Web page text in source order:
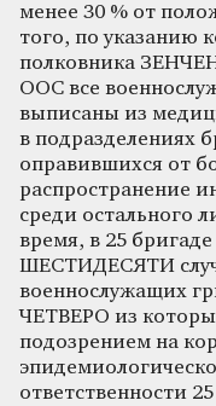
менее 30 % от
того, по указанию
полковника
ООС все
выписаны из
в подразделениях
оправившихся от
распространение
среди остального
время, в 25
ШЕСТИДЕСЯТИ
военнослужащих
ЧЕТВЕРО из
подозрением на
ответственности